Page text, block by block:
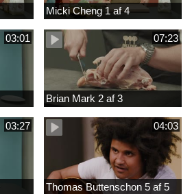
Micki Cheng 1 af 4
03:01 07:23
Brian Mark 2 af 3
03:27 04:03
Thomas Buttenschon 5 af 5